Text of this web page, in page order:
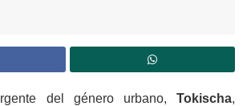
del género urbano, Tokischa,